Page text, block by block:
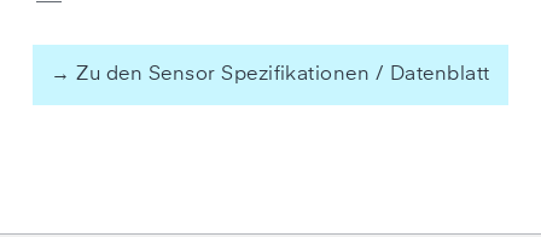
→ Zu den Sensor Spezifikationen / Datenblatt